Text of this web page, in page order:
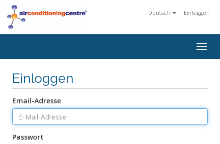
Deutsch Einloggen
Einloggen
Email-Adresse
Passwort